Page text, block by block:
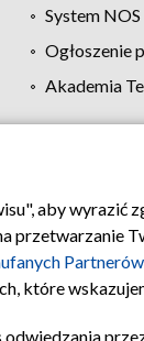
System NOS
Ogłoszenie
Akademia
Regulamin TVP
aby wyrazić
przetwarzanie
które